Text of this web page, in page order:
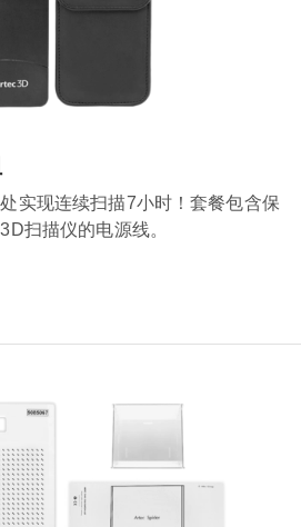
实现连续扫描7小时！套餐包含保
扫描仪的电源线。